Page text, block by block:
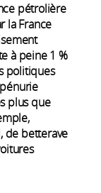
pétrolière
la France
à peine 1 %
politiques
plus que
de betterave